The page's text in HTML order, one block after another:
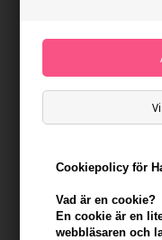
Cookiepolicy för
Vad är en cookie?
En cookie är en
webbläsaren och